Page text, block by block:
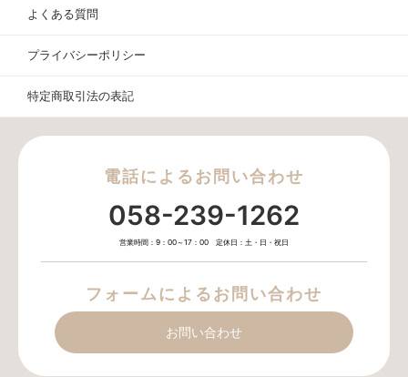
よくある質問
プライバシーポリシー
特定商取引法の表記
電話によるお問い合わせ
058-239-1262
営業時間：9：00～17：00 定休日：土・日・祝日
フォームによるお問い合わせ
お問い合わせ